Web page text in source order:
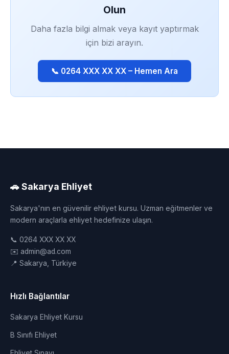
Olun
Daha fazla bilgi almak veya kayıt yaptırmak
için bizi arayın.
📞 0264 XXX XX XX – Hemen Ara
🚗 Sakarya Ehliyet
Sakarya'nın en güvenilir ehliyet kursu. Uzman eğitmenler ve
modern araçlarla ehliyet hedefinize ulaşın.
📞 0264 XXX XX XX
✉️ admin@ad.com
📍 Sakarya, Türkiye
Hızlı Bağlantılar
Sakarya Ehliyet Kursu
B Sınıfı Ehliyet